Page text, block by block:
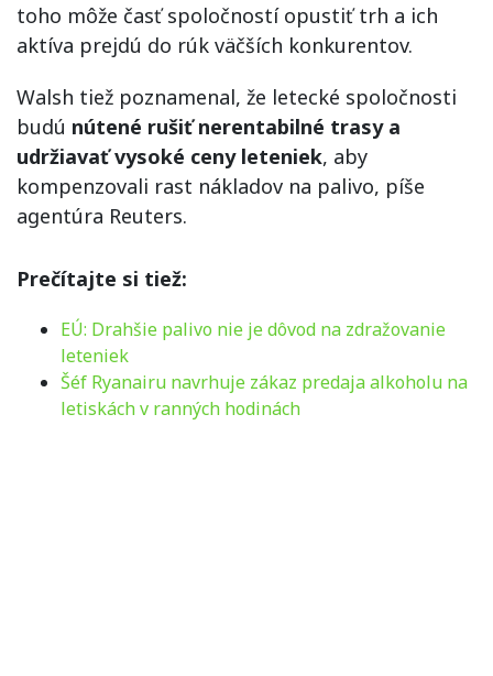
toho môže časť spoločností opustiť trh a ich
aktíva prejdú do rúk väčších konkurentov.
Walsh tiež poznamenal, že letecké spoločnosti
budú nútené rušiť nerentabilné trasy a
udržiavať vysoké ceny leteniek, aby
kompenzovali rast nákladov na palivo, píše
agentúra Reuters.
Prečítajte si tiež:
EÚ: Drahšie palivo nie je dôvod na zdražovanie
leteniek
Šéf Ryanairu navrhuje zákaz predaja alkoholu na
letiskách v ranných hodinách